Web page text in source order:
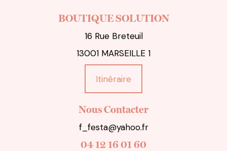
BOUTIQUE SOLUTION
16 Rue Breteuil
13001 MARSEILLE 1
Itinéraire
Nous Contacter
f_festa@yahoo.fr
04 12 16 01 60